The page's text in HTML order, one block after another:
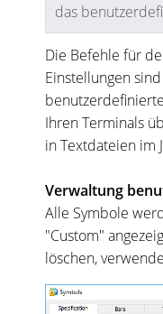
das
Die Befehle für
Einstellungen
Ihren Terminals
in Textdateien im
Verwaltung
Alle Symbole
"Custom"
löschen,